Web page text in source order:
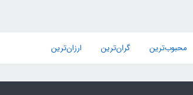
محبوب‌ترین گران‌ترین ارزان‌ترین